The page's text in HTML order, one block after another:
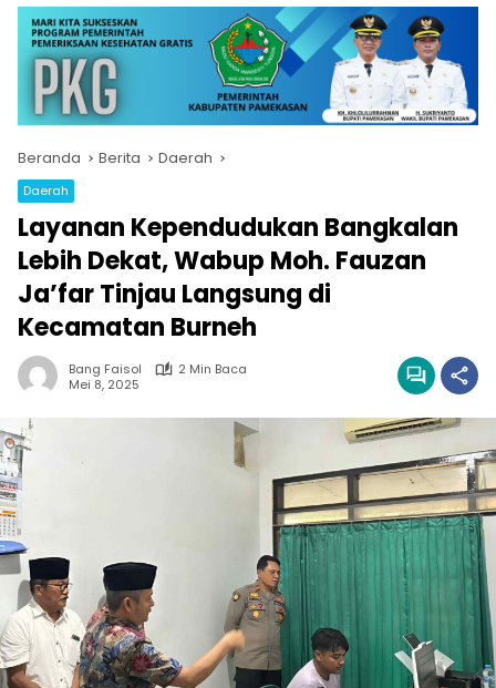
Beranda Berita Daerah
Daerah
Layanan Kependudukan Bangkalan
Lebih Dekat, Wabup Moh. Fauzan
Ja’far Tinjau Langsung di
Kecamatan Burneh
Bang Faisol
2 Min Baca
Mei 8, 2025